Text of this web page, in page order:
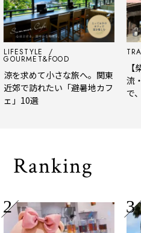
LIFESTYLE
GOURMET&FOOD
涼を求めて小さな旅へ。関東
近郊で訪れたい「避暑地カフ
ェ」10選
【
流
で
Ranking